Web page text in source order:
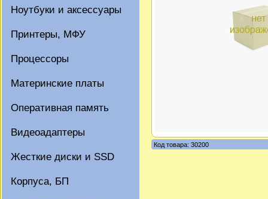
Ноутбуки и аксессуары
Принтеры, МФУ
Процессоры
Материнские платы
Оперативная память
Видеоадаптеры
Жесткие диски и SSD
Корпуса, БП
Код товара: 30200